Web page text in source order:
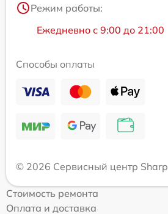
Режим работы:
Ежедневно с 9:00 до 21:00
Способы оплаты
© 2026 Сервисный центр Sharp
Стоимость ремонта
Оплата и доставка